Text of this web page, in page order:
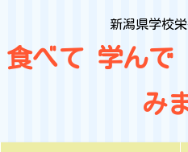
新潟県学校
食べて 学んで
み